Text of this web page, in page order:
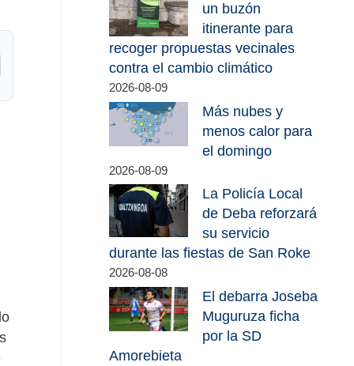
un buzón
itinerante para
recoger propuestas vecinales
contra el cambio climático
2026-08-09
Más nubes y
menos calor para
el domingo
2026-08-09
La Policía Local
de Deba reforzará
su servicio
durante las fiestas de San Roke
2026-08-08
El debarra Joseba
Muguruza ficha
por la SD
Amorebieta